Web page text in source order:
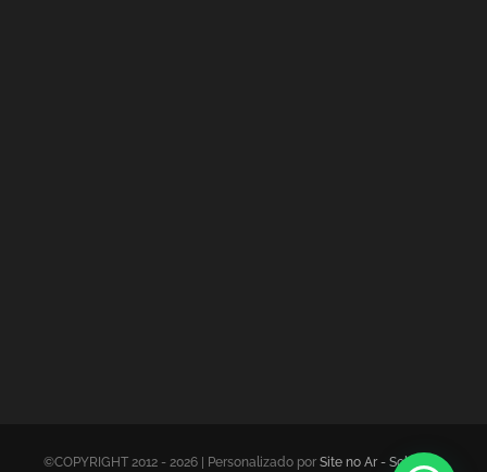
©COPYRIGHT 2012 - 2026 | Personalizado por Site no Ar - Soluções